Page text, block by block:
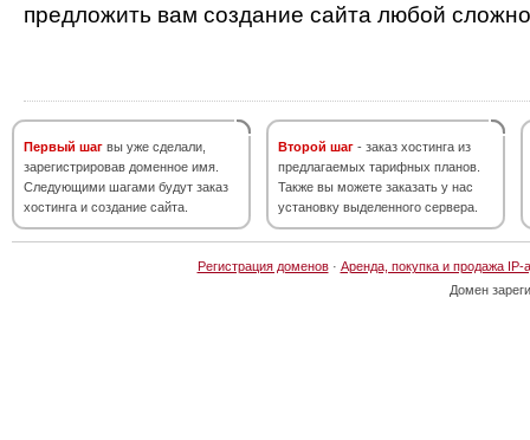
предложить вам создание сайта любой
Первый шаг вы уже сделали,
зарегистрировав доменное имя.
Следующими шагами будут заказ
хостинга и создание сайта.
Второй шаг - заказ хостинга из
предлагаемых тарифных планов.
Также вы можете заказать у нас
установку выделенного сервера.
Регистрация доменов· Аренда, покупка и продажа IP-
Домен